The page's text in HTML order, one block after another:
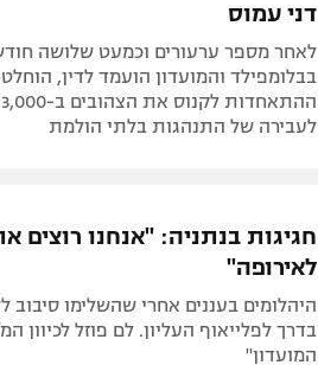
דני עמוס
לאחר מספר ערעורים וכמעט שלושה
בבלומפילד והמועדון הועמד לדין,
לעבירה של התנהגות בלתי הולמת
חגיגות בנתניה: "אנחנו רוצים
לאירופה"
בדרך לפלייאוף העליון. לם פוזל
המועדון"